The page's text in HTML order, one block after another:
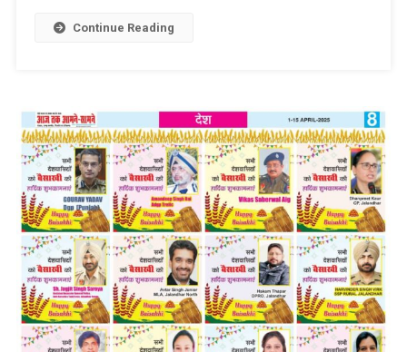
तक
वैशाखी
की
शुभकामनाएं
E
Paper
Continue Reading